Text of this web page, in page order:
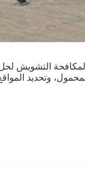
التشويش لحل
وتحديد